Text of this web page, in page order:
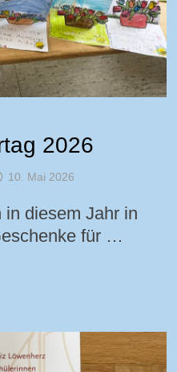
2026
10. Mai 2026
diesem Jahr in
für …